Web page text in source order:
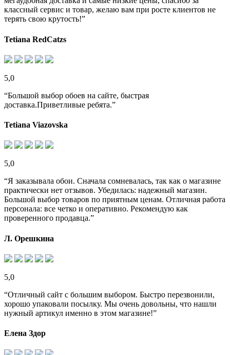
классный сервис и товар, желаю вам при росте клиентов не
терять свою крутость!”
Tetiana RedCatzs
5,0
“Большой выбор обоев на сайте, быстрая
доставка.Приветливые ребята.”
Tetiana Viazovska
5,0
“Я заказывала обои. Сначала сомневалась, так как о магазине
практически нет отзывов. Убедилась: надежный магазин.
Большой выбор товаров по приятным ценам. Отличная работа
персонала: все четко и оперативно. Рекомендую как
проверенного продавца.”
Л. Орешкина
5,0
“Отличный сайт с большим выбором. Быстро перезвонили,
хорошо упаковали посылку. Мы очень довольны, что нашли
нужный артикул именно в этом магазине!”
Елена Здор